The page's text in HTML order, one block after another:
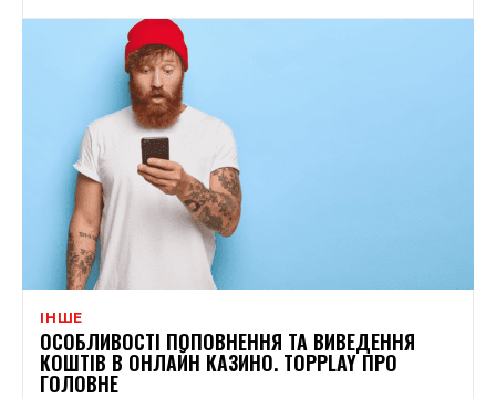
ІНШЕ
ОСОБЛИВОСТІ ПОПОВНЕННЯ ТА ВИВЕДЕННЯ
КОШТІВ В ОНЛАЙН КАЗИНО. TOPPLAY ПРО
ГОЛОВНЕ